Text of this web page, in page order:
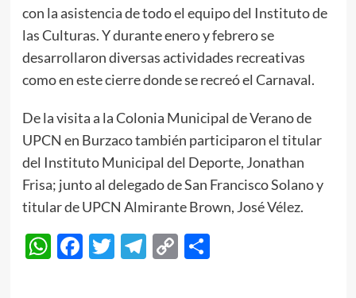
con la asistencia de todo el equipo del Instituto de
las Culturas. Y durante enero y febrero se
desarrollaron diversas actividades recreativas
como en este cierre donde se recreó el Carnaval.
De la visita a la Colonia Municipal de Verano de
UPCN en Burzaco también participaron el titular
del Instituto Municipal del Deporte, Jonathan
Frisa; junto al delegado de San Francisco Solano y
titular de UPCN Almirante Brown, José Vélez.
WhatsApp
Facebook
Twitter
Telegram
CopyCompartir